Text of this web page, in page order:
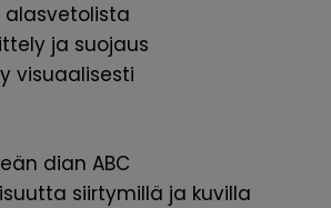
alasvetolista
ja suojaus
visuaalisesti
dian ABC
siirtymillä ja kuvilla